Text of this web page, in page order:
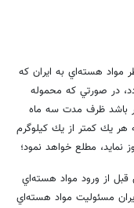
مواد هسته‌اي به ايران كه
در صورتي كه محموله
باشد ظرف مدت سه ماه
هر يك كمتر از يك كيلوگرم
نمايد، مطلع خواهد نمود؛
از ورود مواد هسته‌اي
مسئوليت مواد هسته‌اي